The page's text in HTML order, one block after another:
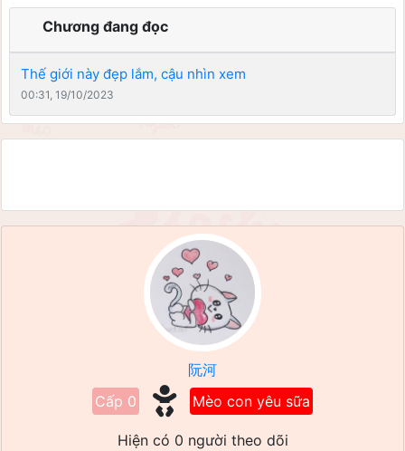
Chương đang đọc
Thế giới này đẹp lắm, cậu nhìn xem
00:31, 19/10/2023
阮河
Cấp 0
Mèo con yêu sữa
Hiện có 0 người theo dõi